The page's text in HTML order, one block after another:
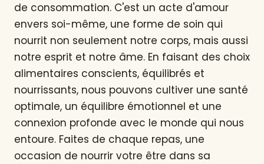
de consommation. C'est un acte d'amour
envers soi-même, une forme de soin qui
nourrit non seulement notre corps, mais aussi
notre esprit et notre âme. En faisant des choix
alimentaires conscients, équilibrés et
nourrissants, nous pouvons cultiver une santé
optimale, un équilibre émotionnel et une
connexion profonde avec le monde qui nous
entoure. Faites de chaque repas, une
occasion de nourrir votre être dans sa